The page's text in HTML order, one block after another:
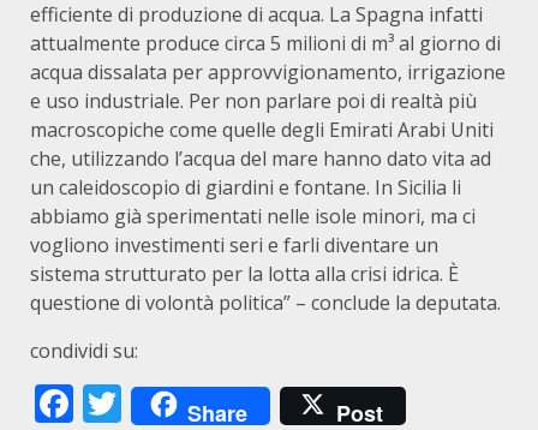
efficiente di produzione di acqua. La Spagna infatti
attualmente produce circa 5 milioni di m³ al giorno di
acqua dissalata per approvvigionamento, irrigazione
e uso industriale. Per non parlare poi di realtà più
macroscopiche come quelle degli Emirati Arabi Uniti
che, utilizzando l’acqua del mare hanno dato vita ad
un caleidoscopio di giardini e fontane. In Sicilia li
abbiamo già sperimentati nelle isole minori, ma ci
vogliono investimenti seri e farli diventare un
sistema strutturato per la lotta alla crisi idrica. È
questione di volontà politica” – conclude la deputata.
condividi su:
Facebook
Twitter
Share Post